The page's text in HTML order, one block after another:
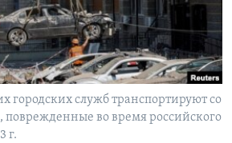
городских служб транспортируют со
поврежденные во время российского
г.